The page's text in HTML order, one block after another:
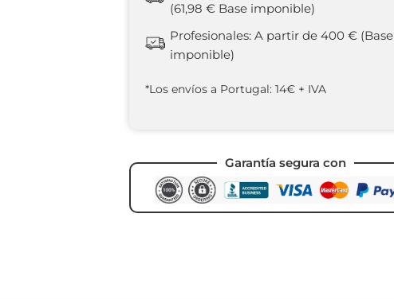
(61,98 € Base imponible)
Profesionales: A partir de 400 € (Base
imponible)
*Los envíos a Portugal: 14€ + IVA
Garantía segura con